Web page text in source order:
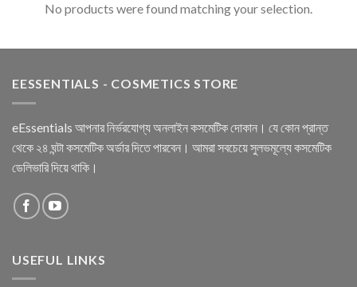
No products were found matching your selection.
EESSENTIALS - COSMETICS STORE
eEssentials আপনার নির্ভরযোগ্য অনলাইন কসমেটিক দোকান। যে কোন প্রান্ত
থেকে ২৪ ঘন্টা কসমেটিক অর্ডার দিতে পারবেন। আমরা সবচেয়ে সুলভমূল্যে কসমেটিক
ডেলিভারি দিয়ে থাকি।
USEFUL LINKS